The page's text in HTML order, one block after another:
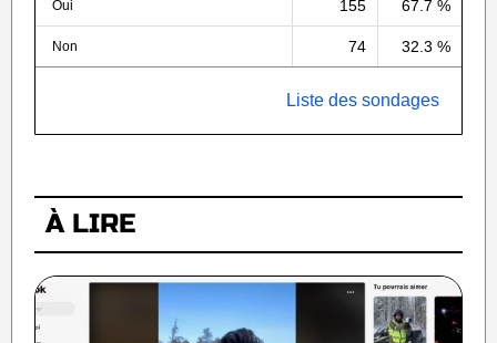
Oui 155 67.7 %
Non 74 32.3 %
Liste des sondages
À LIRE